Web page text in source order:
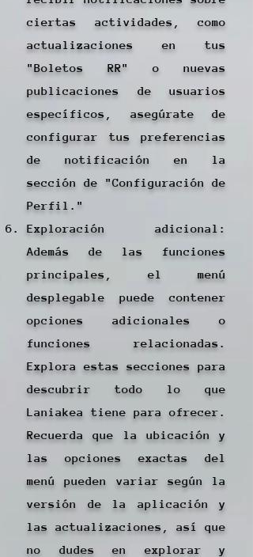
ciertas actividades, como
actualizaciones en tus
"Boletos RR" o nuevas
publicaciones de usuarios
específicos, asegúrate de
configurar tus preferencias
de notificación en la
sección de "Configuración de
Perfil."
Exploración adicional:
Además de las funciones
principales, el menú
desplegable puede contener
opciones adicionales o
funciones relacionadas.
Explora estas secciones para
descubrir todo lo que
Laniakea tiene para ofrecer.
Recuerda que la ubicación y
las opciones exactas del
menú pueden variar según la
versión de la aplicación y
las actualizaciones, así que
no dudes en explorar y